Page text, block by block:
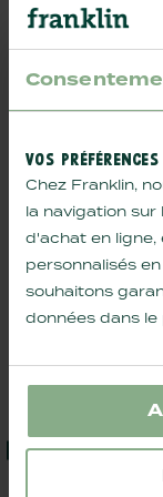
VOS
Chez Franklin,
la navigation
d'achat en
personnalisés
souhaitons
données dans
compléments
LE